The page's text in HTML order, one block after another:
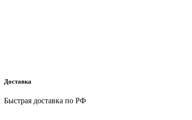
Доставка
Быстрая доставка по РФ